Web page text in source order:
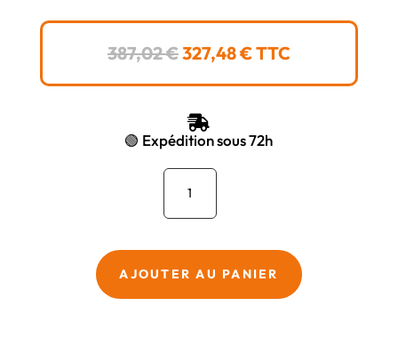
387,02€LE
ÉTAIT :
387,02 €.
327,48€LE
327,48 €.
TTC

🟢 Expédition sous 72h
quantité
Couronne
béton
AJOUTER AU PANIER